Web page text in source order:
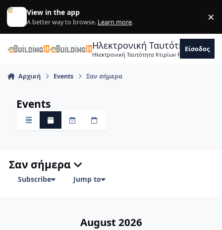
Skip to content
View in the app
A better way to browse. Learn more. ×
Ηλεκτρονική Ταυτότητα
Ηλεκτρονική Ταυτότητα Κτιρίων Forum
Είσοδος
Αρχική Events Σαν σήμερα
Events
OverviewΜηνιαίαΕβδομαδιαία
Ημερησίως
Σαν σήμερα
Subscribe Jump to
August 2026